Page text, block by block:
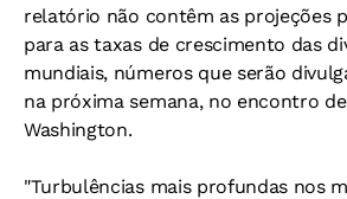
relatório não contêm as projeções
para as taxas de crescimento das
mundiais, números que serão
na próxima semana, no encontro
Washington.
"Turbulências mais profundas nos